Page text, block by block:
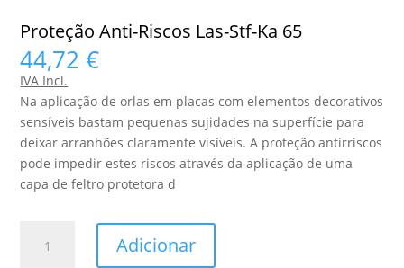
Proteção Anti-Riscos Las-Stf-Ka 65
44,72€
IVA Incl.
Na aplicação de orlas em placas com elementos decorativos
sensíveis bastam pequenas sujidades na superfície para
deixar arranhões claramente visíveis. A proteção antirriscos
pode impedir estes riscos através da aplicação de uma
capa de feltro protetora d
Adicionar